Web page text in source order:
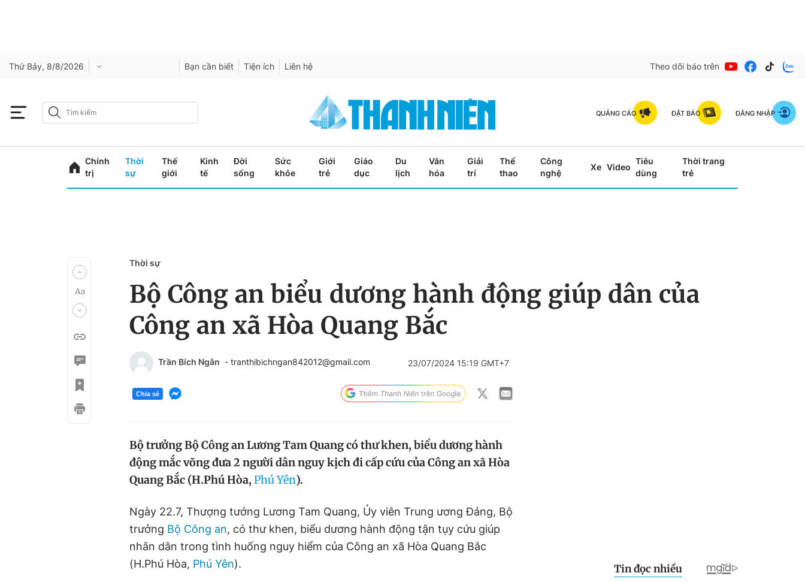
Thứ Bảy, 8/8/2026 Bạn cần biết Tiện ích Liên hệ Theo dõi báo trên
QUẢNG CÁO ĐẶT BÁO ĐĂNG NHẬP
Chính
trị
Thời
sự
Thế
giới
Kinh
tế
Đời
sống
Sức
khỏe
Giới
trẻ
Giáo
dục
Du
lịch
Văn
hóa
Giải
trí
Thể
thao
Công
nghệ
Xe Video
Tiêu
dùng
Thời trang
trẻ
Thời sự
Bộ Công an biểu dương hành động giúp dân của
Công an xã Hòa Quang Bắc
Trần Bích Ngân - tranthibichngan842012@gmail.com 23/07/2024 15:19 GMT+7
Chia sẻ
Bộ trưởng Bộ Công an Lương Tam Quang có thư khen, biểu dương hành
động mắc võng đưa 2 người dân nguy kịch đi cấp cứu của Công an xã Hòa
Quang Bắc (H.Phú Hòa, Phú Yên).
Ngày 22.7, Thượng tướng Lương Tam Quang, Ủy viên Trung ương Đảng, Bộ
trưởng Bộ Công an, có thư khen, biểu dương hành động tận tụy cứu giúp
nhân dân trong tình huống nguy hiểm của Công an xã Hòa Quang Bắc
(H.Phú Hòa, Phú Yên).